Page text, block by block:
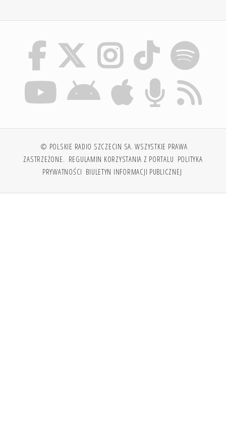
© POLSKIE RADIO SZCZECIN SA. WSZYSTKIE PRAWA
ZASTRZEŻONE. REGULAMIN KORZYSTANIA Z PORTALU POLITYKA
PRYWATNOŚCI BIULETYN INFORMACJI PUBLICZNEJ